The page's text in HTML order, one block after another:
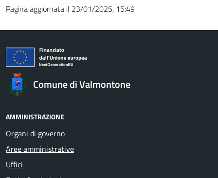
Pagina aggiornata il 23/01/2025, 15:49
Comune di Valmontone
AMMINISTRAZIONE
Organi di governo
Aree amministrative
Uffici